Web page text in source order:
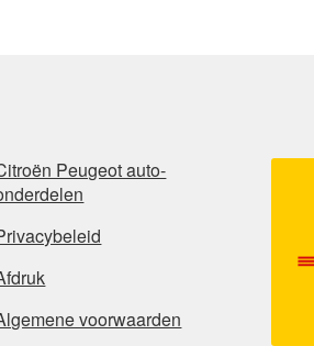
Peugeot auto-
voorwaarden